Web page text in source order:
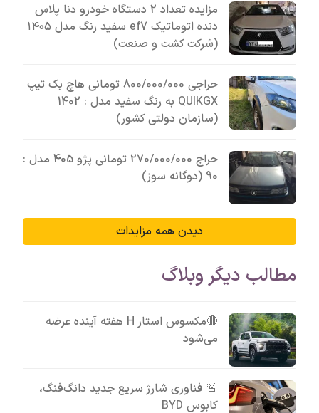
مزایده تعداد 2 دستگاه خودرو دنا پلاس
دنده اتوماتیک ef7 سفید رنگ مدل ۱۴۰۵
(شرکت کشت و صنعت)
حراجی 800/000/000 تومانی ھاچ بک تیپ
QUIKGX به رنگ سفید مدل : 1402
(سازمان دولتی کشور)
حراج 270/000/000 تومانی پژو 405 مدل :
90 (دوگانه سوز)
دیدن همه مزایدات
مطالب دیگر وبلاگ
🔴مکسوس استار H هفته آینده عرضه
می‌شود
🚨 فناوری شارژ سریع جدید دانگ‌فنگ،
کابوس BYD